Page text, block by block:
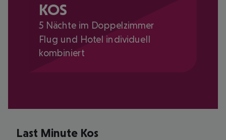
KOS
5 Nächte im Doppelzimmer
Flug und Hotel individuell
kombiniert
Last Minute Kos